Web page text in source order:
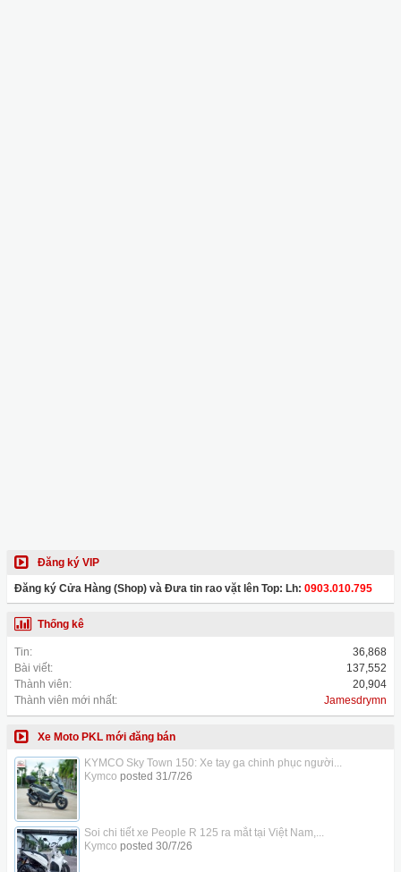
Đăng ký VIP
Đăng ký Cửa Hàng (Shop) và Đưa tin rao vặt lên Top: Lh: 0903.010.795
Thống kê
Tin:
36,868
Bài viết:
137,552
Thành viên:
20,904
Thành viên mới nhất:
Jamesdrymn
Xe Moto PKL mới đăng bán
KYMCO Sky Town 150: Xe tay ga chinh phục người...
Kymco posted 31/7/26
Soi chi tiết xe People R 125 ra mắt tại Việt Nam,...
Kymco posted 30/7/26